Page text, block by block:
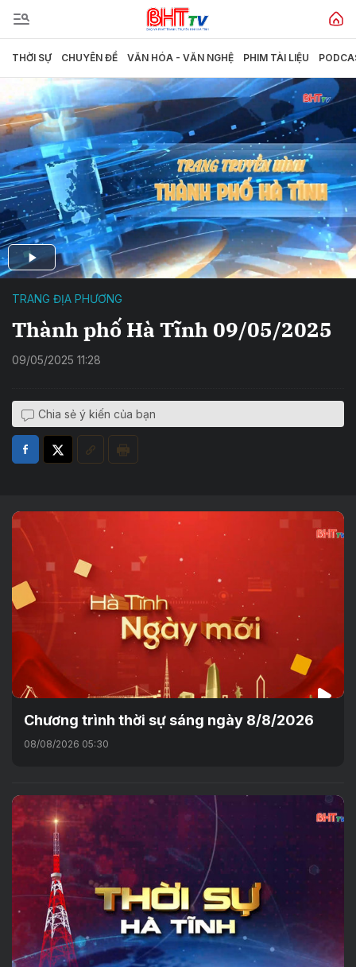
THỜI SỰ CHUYÊN ĐỀ VĂN HÓA - VĂN NGHỆ PHIM TÀI LIỆU
TRANG ĐỊA PHƯƠNG
Thành phố Hà Tĩnh 09/05/2025
09/05/2025 11:28
Chia sẻ ý kiến của bạn
Chương trình thời sự sáng ngày 8/8/2026
08/08/2026 05:30